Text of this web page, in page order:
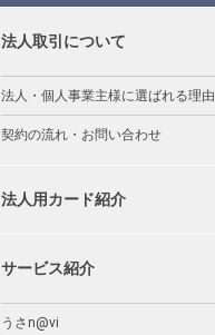
法人取引について
法人・個人事業主様に選ばれる理由
契約の流れ・お問い合わせ
法人用カード紹介
サービス紹介
うさn@vi